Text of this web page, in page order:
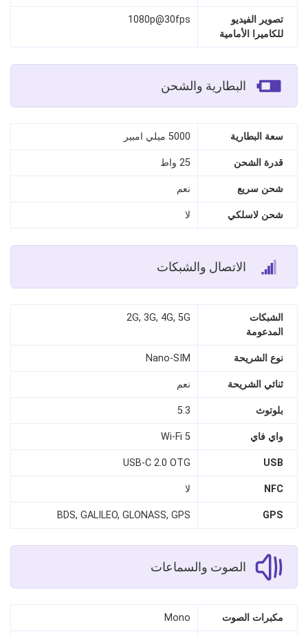
تصوير الفيديو
للكاميرا الأمامية
1080p@30fps
البطارية والشحن
سعة البطارية 5000 ميلي امبير
قدرة الشحن 25 واط
شحن سريع نعم
شحن لاسلكي لا
الاتصال والشبكات
الشبكات
المدعومة
2G, 3G, 4G, 5G
نوع الشريحة Nano‑SIM
ثنائي الشريحة نعم
بلوتوث 5.3
واي فاي Wi‑Fi 5
USB
USB‑C 2.0 OTG
NFC لا
GPS
BDS, GALILEO, GLONASS, GPS
الصوت والسماعات
مكبرات الصوت Mono